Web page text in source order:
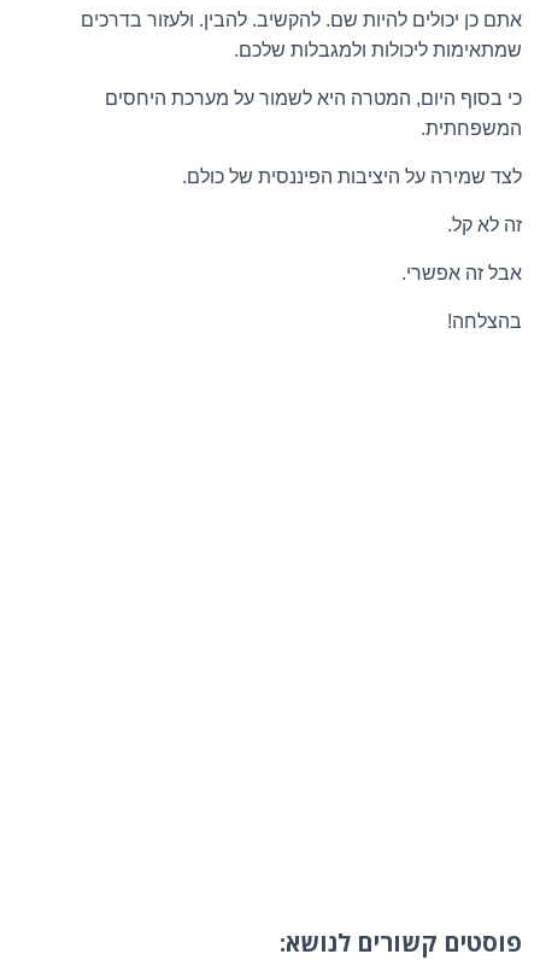
אתם כן יכולים להיות שם. להקשיב. להבין. ולעזור בדרכים
שמתאימות ליכולות ולמגבלות שלכם.
כי בסוף היום, המטרה היא לשמור על מערכת היחסים
המשפחתית.
לצד שמירה על היציבות הפיננסית של כולם.
זה לא קל.
אבל זה אפשרי.
בהצלחה!
פוסטים קשורים לנושא: